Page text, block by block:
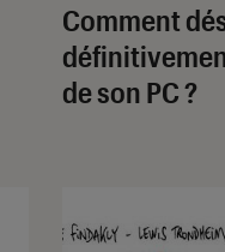
Comment
de son PC ?